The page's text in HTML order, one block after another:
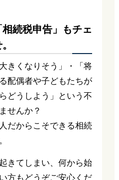
相続税申告」もチェ
きくなりそう」・「将
配偶者や子どもたちが
どうしよう」という不
せんか？
だからこそできる相続
きてしまい、何から始
方もどうぞご安心くだ